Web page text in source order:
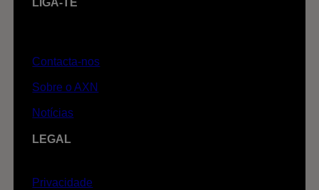
Contacta-nos
Sobre o AXN
Notícias
LEGAL
Privacidade